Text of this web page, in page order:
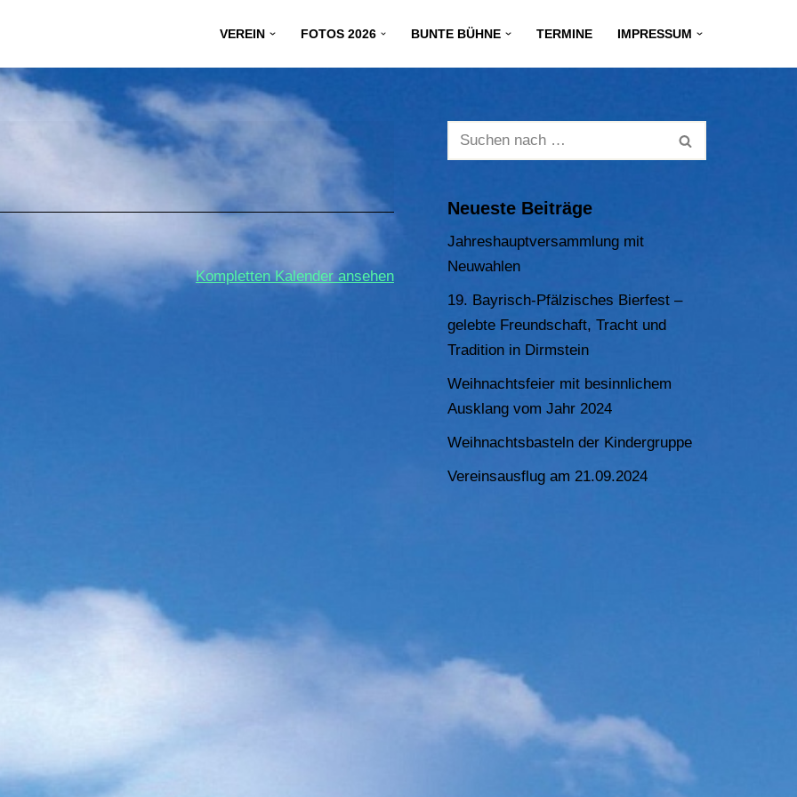
VEREIN FOTOS 2026 BUNTE BÜHNE TERMINE IMPRESSUM
Kompletten Kalender ansehen
Neueste Beiträge
Jahreshauptversammlung mit
Neuwahlen
19. Bayrisch-Pfälzisches Bierfest –
gelebte Freundschaft, Tracht und
Tradition in Dirmstein
Weihnachtsfeier mit besinnlichem
Ausklang vom Jahr 2024
Weihnachtsbasteln der Kindergruppe
Vereinsausflug am 21.09.2024